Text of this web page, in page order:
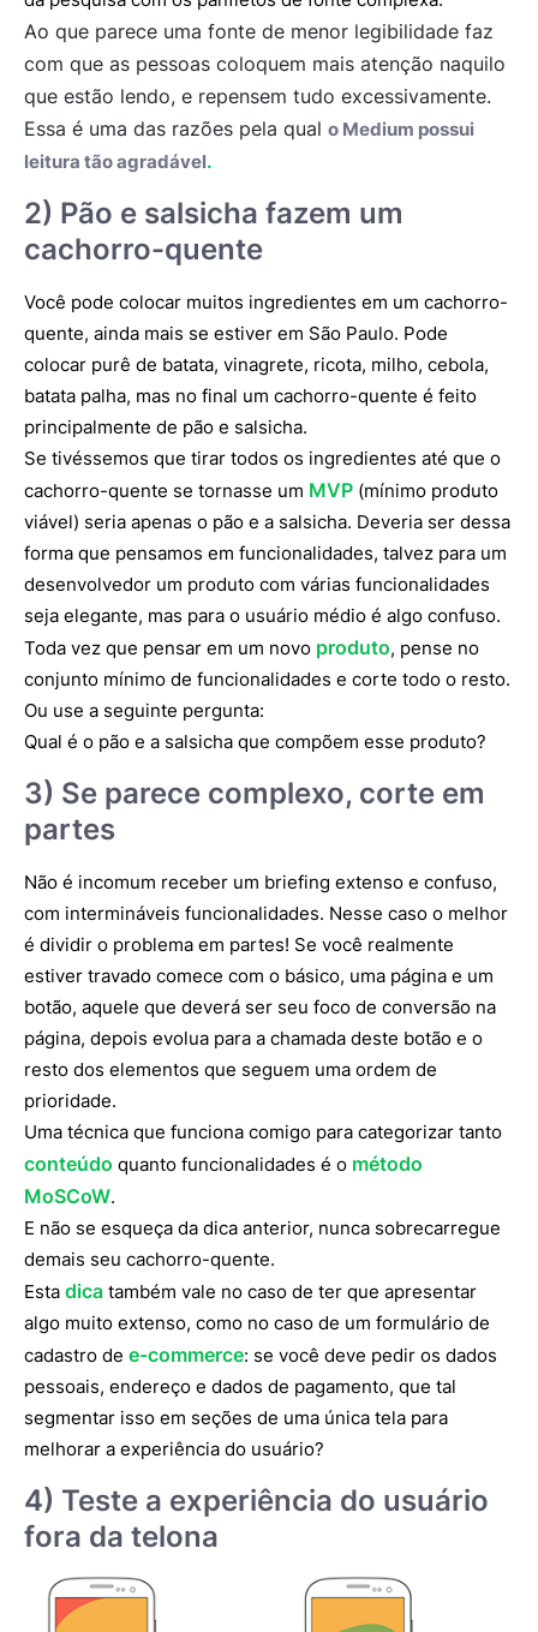
Ao que parece uma fonte de menor legibilidade faz
com que as pessoas coloquem mais atenção naquilo
que estão lendo, e repensem tudo excessivamente.
Essa é uma das razões pela qual o Medium possui
leitura tão agradável.
2) Pão e salsicha fazem um
cachorro-quente
Você pode colocar muitos ingredientes em um cachorro-
quente, ainda mais se estiver em São Paulo. Pode
colocar purê de batata, vinagrete, ricota, milho, cebola,
batata palha, mas no final um cachorro-quente é feito
principalmente de pão e salsicha.
Se tivéssemos que tirar todos os ingredientes até que o
cachorro-quente se tornasse um MVP (mínimo produto
viável) seria apenas o pão e a salsicha. Deveria ser dessa
forma que pensamos em funcionalidades, talvez para um
desenvolvedor um produto com várias funcionalidades
seja elegante, mas para o usuário médio é algo confuso.
Toda vez que pensar em um novo produto, pense no
conjunto mínimo de funcionalidades e corte todo o resto.
Ou use a seguinte pergunta:
Qual é o pão e a salsicha que compõem esse produto?
3) Se parece complexo, corte em
partes
Não é incomum receber um briefing extenso e confuso,
com intermináveis funcionalidades. Nesse caso o melhor
é dividir o problema em partes! Se você realmente
estiver travado comece com o básico, uma página e um
botão, aquele que deverá ser seu foco de conversão na
página, depois evolua para a chamada deste botão e o
resto dos elementos que seguem uma ordem de
prioridade.
Uma técnica que funciona comigo para categorizar tanto
conteúdo quanto funcionalidades é o método
MoSCoW.
E não se esqueça da dica anterior, nunca sobrecarregue
demais seu cachorro-quente.
Esta dica também vale no caso de ter que apresentar
algo muito extenso, como no caso de um formulário de
cadastro de e-commerce: se você deve pedir os dados
pessoais, endereço e dados de pagamento, que tal
segmentar isso em seções de uma única tela para
melhorar a experiência do usuário?
4) Teste a experiência do usuário
fora da telona